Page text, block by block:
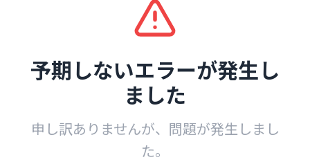
予期しないエラーが発生し
ました
申し訳ありませんが、問題が発生しまし
た。